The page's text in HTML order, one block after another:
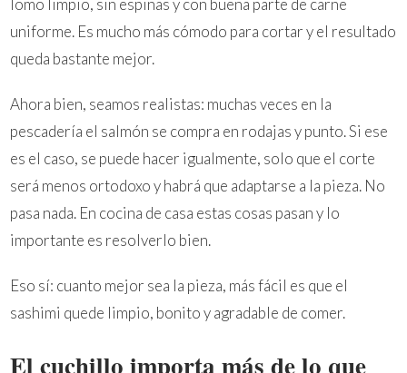
lomo limpio, sin espinas y con buena parte de carne
uniforme. Es mucho más cómodo para cortar y el resultado
queda bastante mejor.
Ahora bien, seamos realistas: muchas veces en la
pescadería el salmón se compra en rodajas y punto. Si ese
es el caso, se puede hacer igualmente, solo que el corte
será menos ortodoxo y habrá que adaptarse a la pieza. No
pasa nada. En cocina de casa estas cosas pasan y lo
importante es resolverlo bien.
Eso sí: cuanto mejor sea la pieza, más fácil es que el
sashimi quede limpio, bonito y agradable de comer.
El cuchillo importa más de lo que